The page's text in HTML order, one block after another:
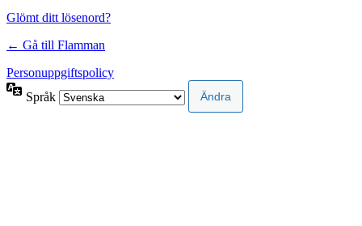
Glömt ditt lösenord?
← Gå till Flamman
Personuppgiftspolicy
Språk